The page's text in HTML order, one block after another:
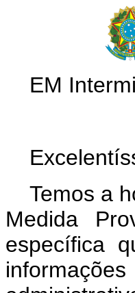
EM
Temos a
Medida
específica